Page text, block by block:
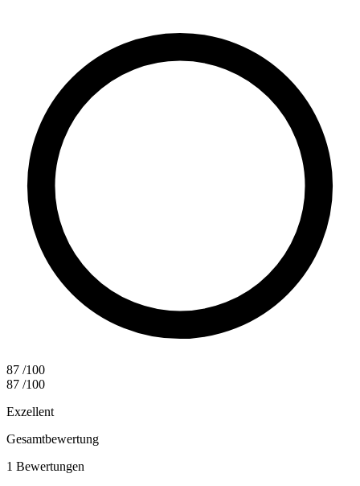
87 /100
87 /100
Exzellent
Gesamtbewertung
1 Bewertungen